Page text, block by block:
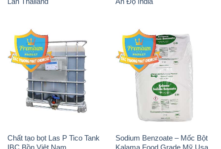
Chất tạo bọt Las P Tico Tank
IBC Bồn Việt Nam
Sodium Benzoate – Mốc Bột
Kalama Food Grade Mỹ Usa